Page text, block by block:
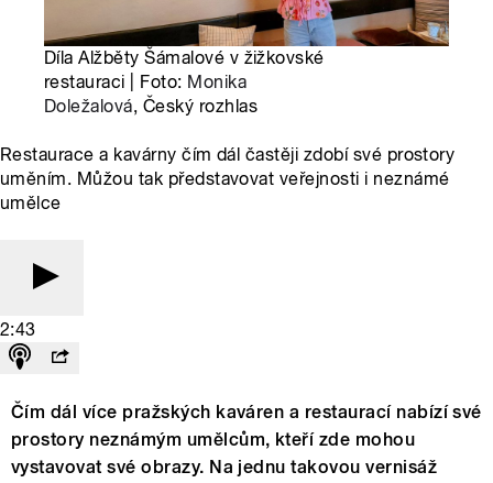
Díla Alžběty Šámalové v žižkovské
restauraci | Foto: Monika
Doležalová, Český rozhlas
Restaurace a kavárny čím dál častěji zdobí své prostory
uměním. Můžou tak představovat veřejnosti i neznámé
umělce
2:43
Čím dál více pražských kaváren a restaurací nabízí své
prostory neznámým umělcům, kteří zde mohou
vystavovat své obrazy. Na jednu takovou vernisáž